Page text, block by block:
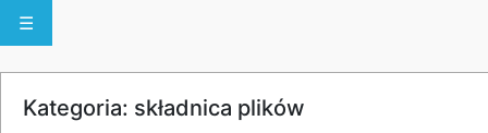
☰
Kategoria: składnica plików